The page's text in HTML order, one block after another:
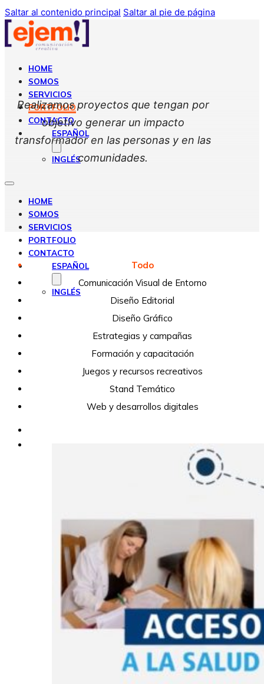
Saltar al contenido principal Saltar al pie de página
HOME
SOMOS
SERVICIOS
PORTFOLIO
CONTACTO
ESPAÑOL
INGLÉS
HOME
SOMOS
SERVICIOS
PORTFOLIO
CONTACTO
ESPAÑOL
INGLÉS
Realizamos proyectos que tengan por
objetivo generar un impacto
transformador en las personas y en las
comunidades.
Todo
Comunicación Visual de Entorno
Diseño Editorial
Diseño Gráfico
Estrategias y campañas
Formación y capacitación
Juegos y recursos recreativos
Stand Temático
Web y desarrollos digitales